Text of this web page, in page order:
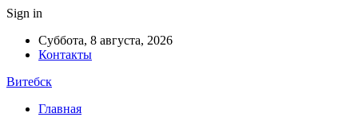
Sign in
Суббота, 8 августа, 2026
Контакты
Витебск
Главная